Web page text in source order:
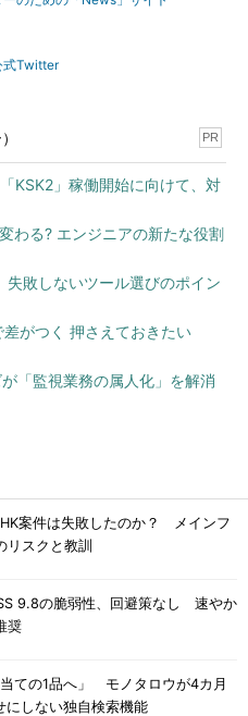
式Twitter
PR
KSK2」稼働開始に向けて、対
わる? エンジニアの新たな役割
失敗しないツール選びのポイン
差がつく 押さえておきたい
「監視業務の属人化」を解消
案件は失敗したのか？ メインフ
リスクと教訓
9.8の脆弱性、回避策なし 速やか
奨
ての1品へ」 モノタロウが4カ月
にしない独自検索機能